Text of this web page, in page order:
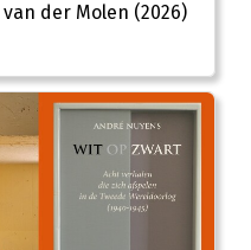
der Molen (2026)